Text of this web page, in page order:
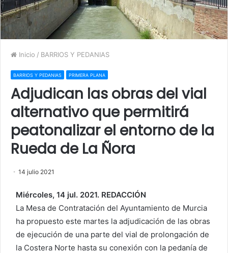
Inicio / BARRIOS Y PEDANIAS
BARRIOS Y PEDANIAS PRIMERA PLANA
Adjudican las obras del vial
alternativo que permitirá
peatonalizar el entorno de la
Rueda de La Ñora
14 julio 2021
Miércoles, 14 jul. 2021. REDACCIÓN
La Mesa de Contratación del Ayuntamiento de Murcia
ha propuesto este martes la adjudicación de las obras
de ejecución de una parte del vial de prolongación de
la Costera Norte hasta su conexión con la pedanía de